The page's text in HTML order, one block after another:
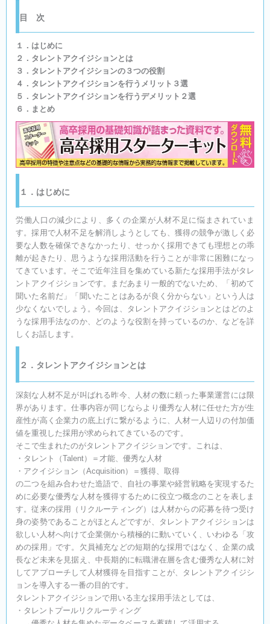
目 次​
１．はじめに
２．タレントアクイジションとは
３．タレントアクイジションの３つの役割
４．タレントアクイジションを行うメリット３選
５．タレントアクイジションを行うデメリット２選
６．まとめ
１．はじめに
労働人口の減少により、多くの企業が人材不足に悩まされていま
す。採用で人材不足を解消しようとしても、獲得の競争が激しく必
要な人数を確保できなかったり、せっかく採用できても理想との乖
離が起きたり、思うような採用活動を行うことが非常に困難になっ
てきています。そこで近年注目を集めている新たな採用手法がタレ
ントアクイジションです。まだあまり一般的でないため、「初めて
聞いた名前だ」「聞いたことはあるが良く分からない」という人は
少なくないでしょう。今回は、タレントアクイジションとはどのよ
うな採用手法なのか、どのような役割を持っているのか、などを詳
しくお話します。
２．タレントアクイジションとは
深刻な人材不足が叫ばれる昨今、人材の数に頼った事業運営には限
界があります。仕事内容が同じならより優秀な人材に任せた方が生
産性が高く企業力の底上げに繋がるように、人材一人辺りの付加価
値を重視した採用が求められてきているのです。
そこで生まれたのがタレントアクイジションです。これは、
・タレント（Talent）＝才能、優秀な人材
・アクイジション（Acquisition）＝獲得、取得
の二つを組み合わせた造語で、自社の事業や経営戦略を実現するた
めに必要な優秀な人材を獲得するために役立つ概念のことを表しま
す。従来の採用（リクルーティング）は人材からの応募を待つ受け
身の姿勢であることがほとんどですが、タレントアクイジションは
欲しい人材へ向けて企業側から積極的に動いていく、いわゆる「攻
めの採用」です。欠員補充などの短期的な採用ではなく、企業の成
長など未来を見据え、中長期的に転職潜在層を含む優秀な人材に対
してアプローチして人材獲得を目指すことが、タレントアクイジシ
ョンを導入する一番の目的です。
タレントアクイジションで用いる主な採用手法としては、
・タレントプールリクルーティング